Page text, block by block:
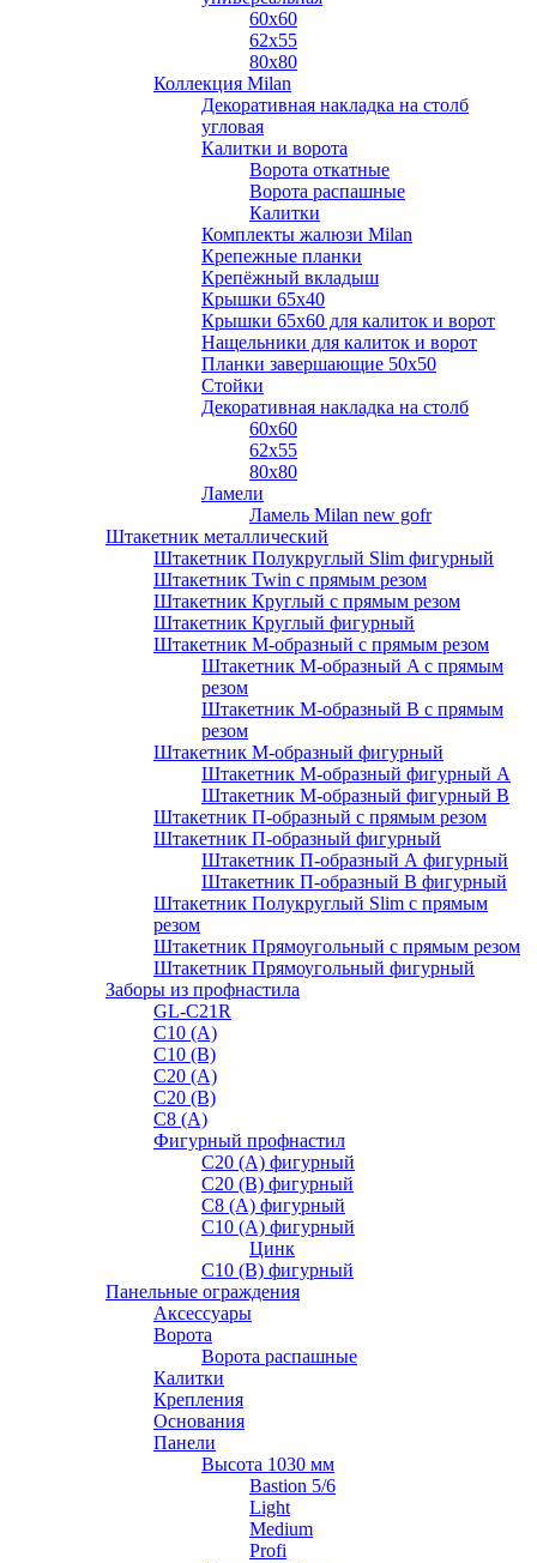
60х60
62х55
80х80
Коллекция Milan
Декоративная накладка на столб
угловая
Калитки и ворота
Ворота откатные
Ворота распашные
Калитки
Комплекты жалюзи Milan
Крепежные планки
Крепёжный вкладыш
Крышки 65х40
Крышки 65х60 для калиток и ворот
Нащельники для калиток и ворот
Планки завершающие 50х50
Стойки
Декоративная накладка на столб
60х60
62х55
80х80
Ламели
Ламель Milan new gofr
Штакетник металлический
Штакетник Полукруглый Slim фигурный
Штакетник Twin с прямым резом
Штакетник Круглый с прямым резом
Штакетник Круглый фигурный
Штакетник М-образный с прямым резом
Штакетник М-образный A с прямым
резом
Штакетник М-образный B с прямым
резом
Штакетник М-образный фигурный
Штакетник М-образный фигурный A
Штакетник М-образный фигурный B
Штакетник П-образный с прямым резом
Штакетник П-образный фигурный
Штакетник П-образный А фигурный
Штакетник П-образный В фигурный
Штакетник Полукруглый Slim с прямым
резом
Штакетник Прямоугольный с прямым резом
Штакетник Прямоугольный фигурный
Заборы из профнастила
GL-С21R
С10 (A)
С10 (В)
С20 (А)
С20 (В)
С8 (A)
Фигурный профнастил
С20 (A) фигурный
С20 (В) фигурный
С8 (A) фигурный
С10 (A) фигурный
Цинк
С10 (В) фигурный
Панельные ограждения
Аксессуары
Ворота
Ворота распашные
Калитки
Крепления
Основания
Панели
Высота 1030 мм
Bastion 5/6
Light
Medium
Profi